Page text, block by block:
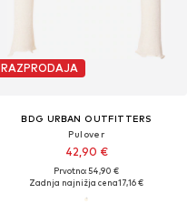
RAZPRODAJA
BDG URBAN OUTFITTERS
Pulover
42,90 €
Prvotno: 54,90 €
Zadnja najnižja cena17,16 €